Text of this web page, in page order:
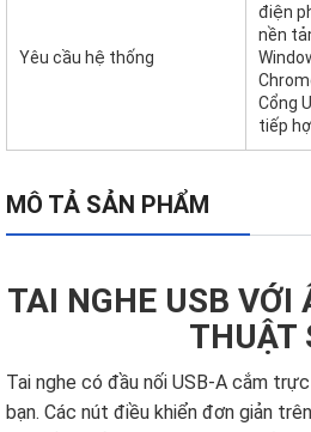
Yêu cầu hệ thống
điện
nền
Cổng
tiếp
MÔ TẢ SẢN PHẨM
TAI NGHE USB
THUẬT
Tai nghe có đầu nối USB-A cắm
bạn. Các nút điều khiển đơn giản